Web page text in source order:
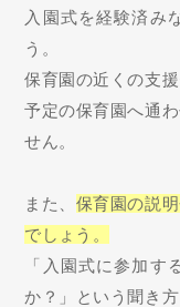
入園式を経験済み
う。
保育園の近くの支
予定の保育園へ通
せん。
また、 保育園の説
でしょう。
「入園式に参加す
か？」という聞き